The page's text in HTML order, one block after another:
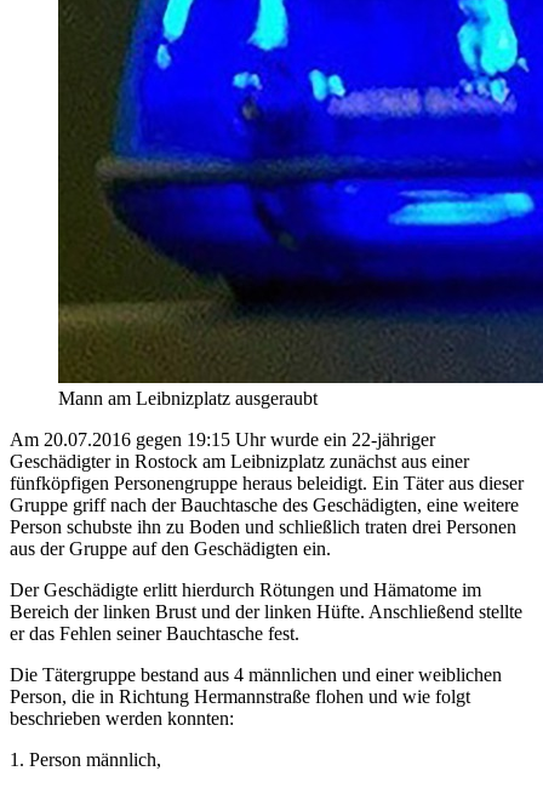
Mann am Leibnizplatz ausgeraubt
Am 20.07.2016 gegen 19:15 Uhr wurde ein 22-jähriger
Geschädigter in Rostock am Leibnizplatz zunächst aus einer
fünfköpfigen Personengruppe heraus beleidigt. Ein Täter aus dieser
Gruppe griff nach der Bauchtasche des Geschädigten, eine weitere
Person schubste ihn zu Boden und schließlich traten drei Personen
aus der Gruppe auf den Geschädigten ein.
Der Geschädigte erlitt hierdurch Rötungen und Hämatome im
Bereich der linken Brust und der linken Hüfte. Anschließend stellte
er das Fehlen seiner Bauchtasche fest.
Die Tätergruppe bestand aus 4 männlichen und einer weiblichen
Person, die in Richtung Hermannstraße flohen und wie folgt
beschrieben werden konnten:
1. Person männlich,